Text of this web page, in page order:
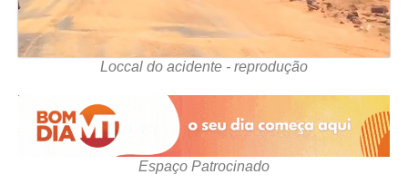
Loccal do acidente - reprodução
Espaço Patrocinado